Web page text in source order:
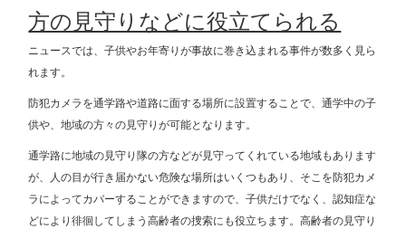
方の見守りなどに役立てられる
ニュースでは、子供やお年寄りが事故に巻き込まれる事件が数多く見ら
れます。
防犯カメラを通学路や道路に面する場所に設置することで、通学中の子
供や、地域の方々の見守りが可能となります。
通学路に地域の見守り隊の方などが見守ってくれている地域もあります
が、人の目が行き届かない危険な場所はいくつもあり、そこを防犯カメ
ラによってカバーすることができますので、子供だけでなく、認知症な
どにより徘徊してしまう高齢者の捜索にも役立ちます。高齢者の見守り